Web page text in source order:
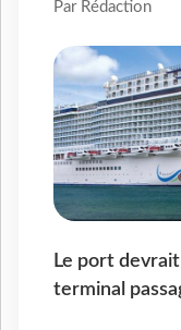
Par Rédaction
Le port
terminal